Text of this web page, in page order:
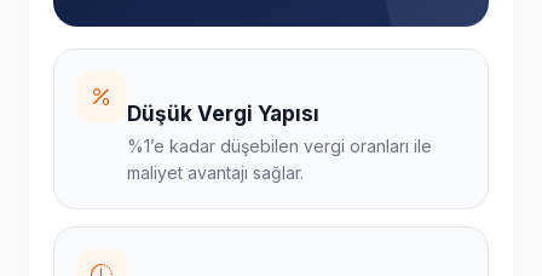
Düşük Vergi Yapısı
%1’e kadar düşebilen vergi oranları ile
maliyet avantajı sağlar.